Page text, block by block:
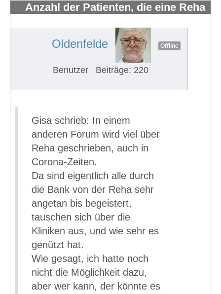
Anzahl der Patienten, die eine Reha
Oldenfelde Offline
Benutzer Beiträge: 220
Gisa schrieb: In einem
anderen Forum wird viel über
Reha geschrieben, auch in
Corona-Zeiten.
Da sind eigentlich alle durch
die Bank von der Reha sehr
angetan bis begeistert,
tauschen sich über die
Kliniken aus, und wie sehr es
genützt hat.
Wie gesagt, ich hatte noch
nicht die Möglichkeit dazu,
aber wer kann, der könnte es